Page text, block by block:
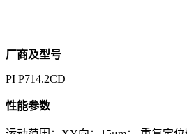
厂商及型号
PI P714.2CD
性能参数